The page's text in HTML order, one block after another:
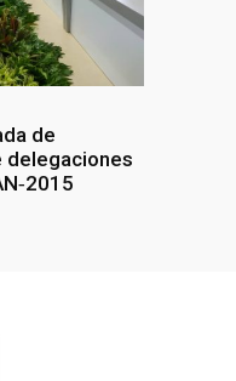
de
delegaciones